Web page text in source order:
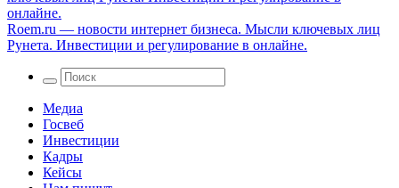
Roem.ru — новости интернет бизнеса. Мысли ключевых лиц
Рунета. Инвестиции и регулирование в онлайне.
Медиа
Госвеб
Инвестиции
Кадры
Кейсы